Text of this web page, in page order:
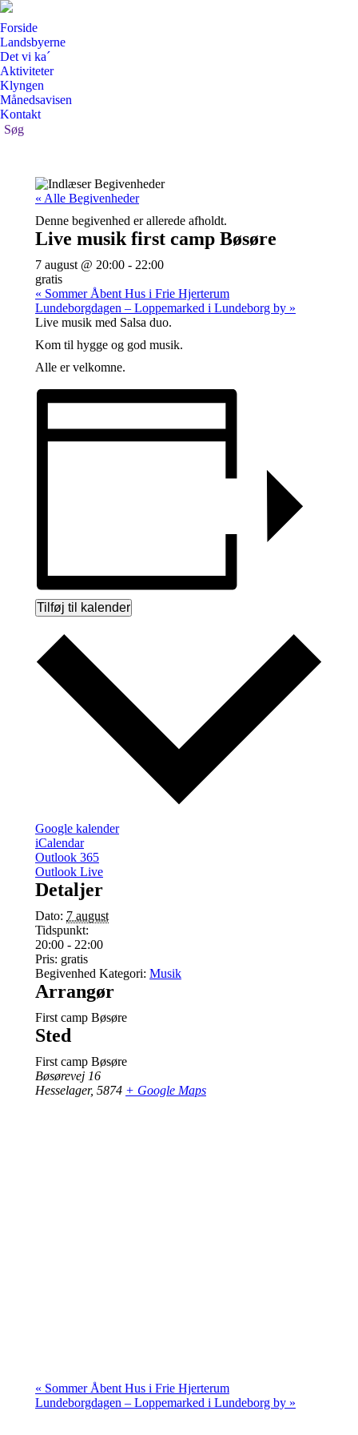
Forside
Landsbyerne
Det vi ka´
Aktiviteter
Klyngen
Månedsavisen
Kontakt
Search:
Søg
« Alle Begivenheder
Denne begivenhed er allerede afholdt.
Live musik first camp Bøsøre
7 august @ 20:00 - 22:00
gratis
« Sommer Åbent Hus i Frie Hjerterum
Lundeborgdagen – Loppemarked i Lundeborg by »
Live musik med Salsa duo.
Kom til hygge og god musik.
Alle er velkomne.
Tilføj til kalender
Google kalender
iCalendar
Outlook 365
Outlook Live
Detaljer
Dato: 7 august
Tidspunkt:
20:00 - 22:00
Pris: gratis
Begivenhed Kategori: Musik
Arrangør
First camp Bøsøre
Sted
First camp Bøsøre
Bøsørevej 16
Hesselager, 5874 + Google Maps
« Sommer Åbent Hus i Frie Hjerterum
Lundeborgdagen – Loppemarked i Lundeborg by »